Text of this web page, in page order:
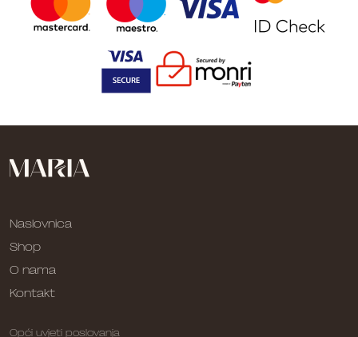
Naslovnica
Shop
O nama
Kontakt
Opći uvjeti poslovanja